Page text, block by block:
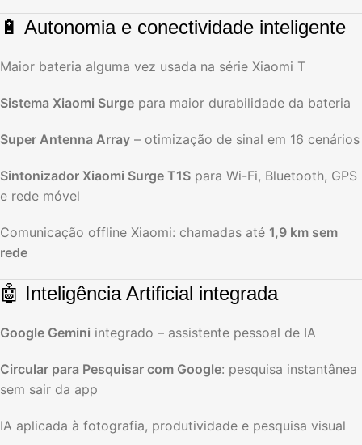
🔋 Autonomia e conectividade inteligente
Maior bateria alguma vez usada na série Xiaomi T
Sistema Xiaomi Surge para maior durabilidade da bateria
Super Antenna Array – otimização de sinal em 16 cenários
Sintonizador Xiaomi Surge T1S para Wi-Fi, Bluetooth, GPS
e rede móvel
Comunicação offline Xiaomi: chamadas até 1,9 km sem
rede
🤖 Inteligência Artificial integrada
Google Gemini integrado – assistente pessoal de IA
Circular para Pesquisar com Google: pesquisa instantânea
sem sair da app
IA aplicada à fotografia, produtividade e pesquisa visual